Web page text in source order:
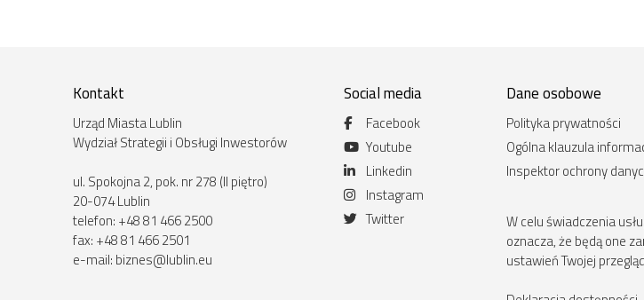
Kontakt
Urząd Miasta Lublin
Wydział Strategii i Obsługi Inwestorów
ul. Spokojna 2, pok. nr 278 (II piętro)
20-074 Lublin
telefon: +48 81 466 2500
fax: +48 81 466 2501
e-mail: biznes@lublin.eu
Social media
Facebook
Youtube
Linkedin
Instagram
Twitter
Dane osobowe
Polityka prywatności
Ogólna klauzula
Inspektor ochrony
W celu świadczenia
oznacza, że będą one
ustawień Twojej